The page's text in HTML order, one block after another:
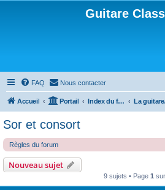
Guitare
FAQ Nous contacter
Accueil Portail Index du forum La
Sor et consort
Règles du forum
Nouveau sujet
9 sujets • Page 1 sur